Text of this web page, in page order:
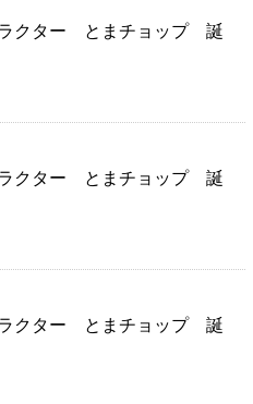
クター とまチョップ 誕
クター とまチョップ 誕
クター とまチョップ 誕